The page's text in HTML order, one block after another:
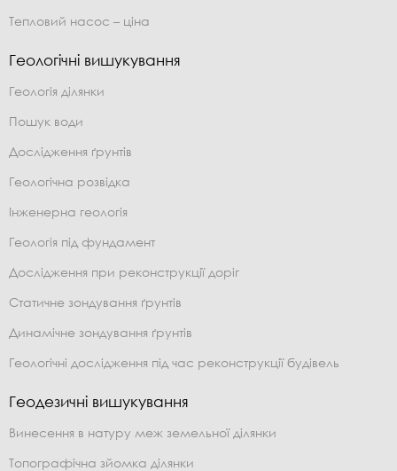
Тепловий насос – ціна
Геологічні вишукування
Геологія ділянки
Пошук води
Дослідження ґрунтів
Геологічна розвідка
Інженерна геологія
Геологія під фундамент
Дослідження при реконструкції доріг
Статичне зондування ґрунтів
Динамічне зондування ґрунтів
Геологічні дослідження під час реконструкції будівель
Геодезичні вишукування
Винесення в натуру меж земельної ділянки
Топографічна зйомка ділянки